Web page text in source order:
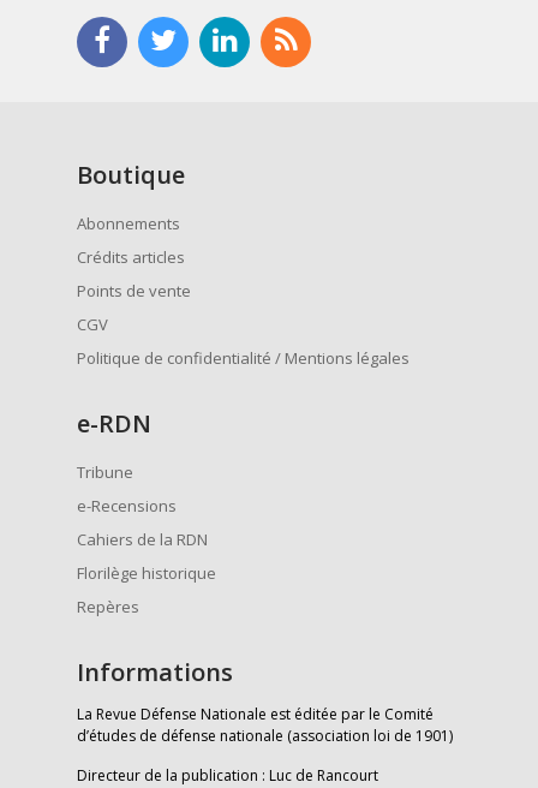
Boutique
Abonnements
Crédits articles
Points de vente
CGV
Politique de confidentialité / Mentions légales
e-RDN
Tribune
e-Recensions
Cahiers de la RDN
Florilège historique
Repères
Informations
La Revue Défense Nationale est éditée par le Comité
d’études de défense nationale (association loi de 1901)
Directeur de la publication : Luc de Rancourt